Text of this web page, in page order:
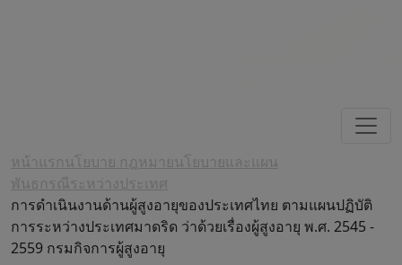
หน้าแรกนโยบาย กฎหมายนโยบายและแผน
พันธกรณีระหว่างประเทศ
การดำเนินงานด้านผู้สูงอายุของประเทศไทย ตามแผนปฏิบัติ
การระหว่างประเทศมาดริด ว่าด้วยเรื่องผู้สูงอายุ พ.ศ. 2545 -
2559 กรมกิจการผู้สูงอายุ